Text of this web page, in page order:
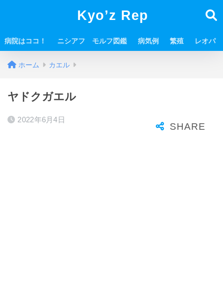
Kyo’z Rep
病院はココ！ ニシアフ モルフ図鑑 病気例 繁殖 レオパ
ホーム カエル
ヤドクガエル
2022年6月4日